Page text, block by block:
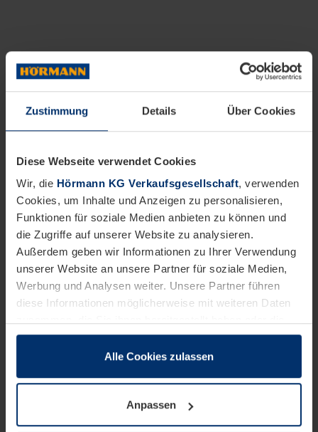
Zustimmung Details Über Cookies
Diese Webseite verwendet Cookies
Wir, die Hörmann KG Verkaufsgesellschaft, verwenden
Cookies, um Inhalte und Anzeigen zu personalisieren,
Funktionen für soziale Medien anbieten zu können und
die Zugriffe auf unserer Website zu analysieren.
Außerdem geben wir Informationen zu Ihrer Verwendung
unserer Website an unsere Partner für soziale Medien,
Werbung und Analysen weiter. Unsere Partner führen
diese Informationen möglicherweise mit weiteren Daten
sie im Rahmen Ihrer Nutzung der Dienste gesammelt
wenn diese für den Betrieb dieser Seite unbedingt
notwendig sind. Für alle anderen Cookie-Typen benötigen
wir Ihre Erlaubnis. Ihre Einwilligung können Sie jederzeit
Alle Cookies zulassen
Anpassen